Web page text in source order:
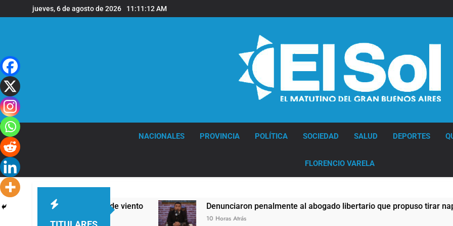
al
jueves, 6 de agosto de 2026 11:11:13 AM
NACIONALES PROVINCIA POLÍTICA SOCIEDAD SALUD DEPORTES
FLORENCIO VARELA
y fuertes ráfagas de viento Denunciaron penalmente al abogado libertario que propuso tirar napalm
10 Horas Atrás